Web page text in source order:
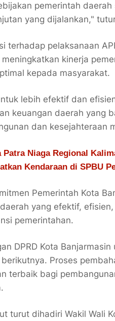
pemerintah
yang dijalankan,"
terhadap pelaksanaan
kinerja
kepada masyarakat.
lebih efektif dan
keuangan daerah yang
dan kesejahteraan
Patra Niaga Regional
Kendaraan di SPBU
Pemerintah Kota
yang efektif,
pemerintahan.
DPRD Kota
Proses
terbaik bagi
turut dihadiri Wakil Wali